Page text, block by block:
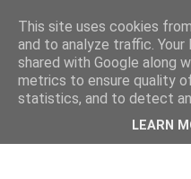
This site uses cookies
and to analyze traffic.
shared with Google along
metrics to ensure quality
statistics, and to detect
LEARN